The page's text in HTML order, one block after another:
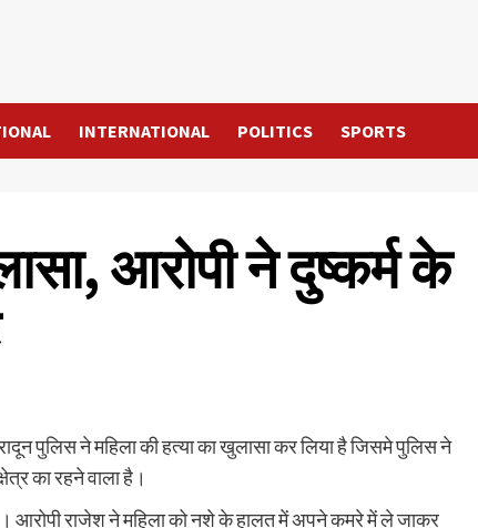
INTERNATIONAL POLITICS SPORTS
आरोपी ने दुष्कर्म के
पुलिस ने महिला की हत्या का खुलासा कर लिया है जिसमे पुलिस ने
का रहने वाला है।
आरोपी राजेश ने महिला को नशे के हालत में अपने कमरे में ले जाकर